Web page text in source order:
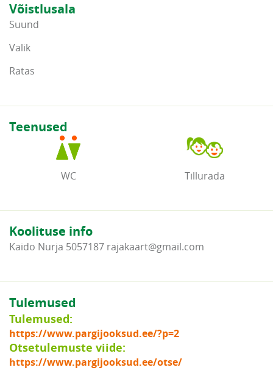
Võistlusala
Suund
Valik
Ratas
Teenused
WC Tillurada
Koolituse info
Kaido Nurja 5057187 rajakaart@gmail.com
Tulemused
Tulemused:
https://www.pargijooksud.ee/?p=2
Otsetulemuste viide:
https://www.pargijooksud.ee/otse/